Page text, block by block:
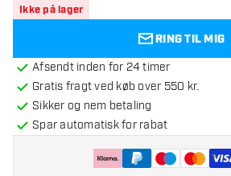
Ikke på lager
RING TIL MIG
Afsendt inden for 24 timer
Gratis fragt ved køb over 550 kr.
Sikker og nem betaling
Spar automatisk for rabat